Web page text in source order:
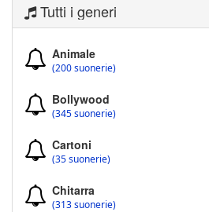
Tutti i generi
Animale
(200 suonerie)
Bollywood
(345 suonerie)
Cartoni
(35 suonerie)
Chitarra
(313 suonerie)